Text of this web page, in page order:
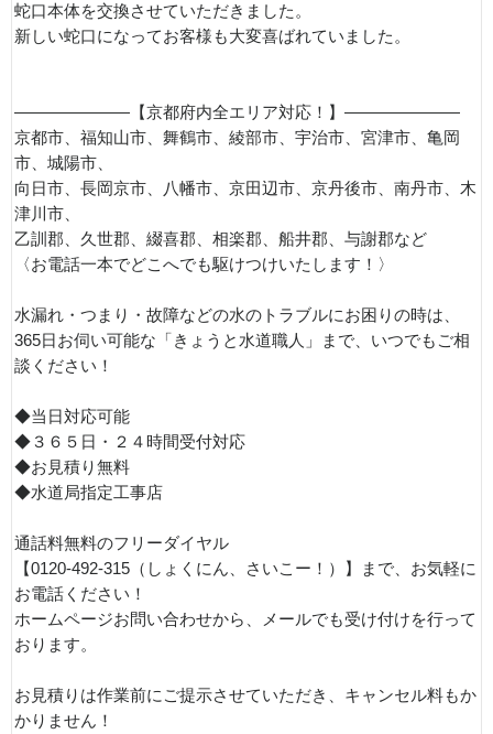
蛇口本体を交換させていただきました。
新しい蛇口になってお客様も大変喜ばれていました。
———————【京都府内全エリア対応！】———————
京都市、福知山市、舞鶴市、綾部市、宇治市、宮津市、亀岡
市、城陽市、
向日市、長岡京市、八幡市、京田辺市、京丹後市、南丹市、木
津川市、
乙訓郡、久世郡、綴喜郡、相楽郡、船井郡、与謝郡など
〈お電話一本でどこへでも駆けつけいたします！〉
水漏れ・つまり・故障などの水のトラブルにお困りの時は、
365日お伺い可能な「きょうと水道職人」まで、いつでもご相
談ください！
◆当日対応可能
◆３６５日・２４時間受付対応
◆お見積り無料
◆水道局指定工事店
通話料無料のフリーダイヤル
【0120-492-315（しょくにん、さいこー！）】まで、お気軽に
お電話ください！
ホームページお問い合わせから、メールでも受け付けを行って
おります。
お見積りは作業前にご提示させていただき、キャンセル料もか
かりません！